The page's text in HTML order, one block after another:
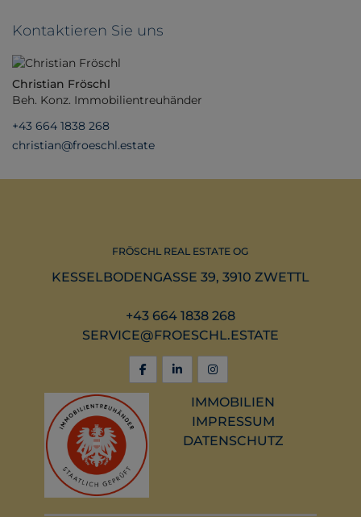
Kontaktieren Sie uns
Christian Fröschl
Beh. Konz. Immobilientreuhänder
+43 664 1838 268
christian@froeschl.estate
FRÖSCHL REAL ESTATE OG
KESSELBODENGASSE 39, 3910 ZWETTL
+43 664 1838 268
SERVICE@FROESCHL.ESTATE
IMMOBILIEN
IMPRESSUM
DATENSCHUTZ